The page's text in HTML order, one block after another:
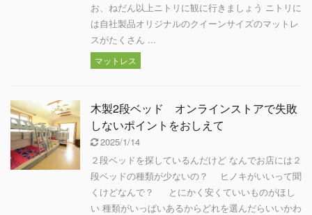
お、ねだん以上ニトリに観に行きましょう ニトリに
は自社製品オリジナルのクイーンサイズのマットレ
スがたくさん ...
マットレス
木製2段ベッド オンラインストアで失敗
しないポイントをおしえて
2025/1/14
２段ベッドを探しているんだけど なんでお店には２
段ベッドの種類が少ないの？ ヒノキがいいって聞
くけどなんで？ とにかく安くていいものがほし
い 種類がいっぱいあるからどれを選んだらいいかわ